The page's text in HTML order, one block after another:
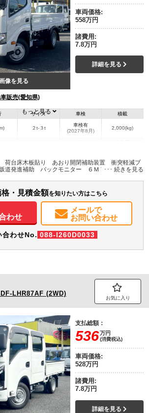
像を見る
販売(愛知県)
車両価格:
558万円
諸費用:
7.8万円
詳細を見る
サイズ
２t-３t
車検
車検有
(2027年8月)
積載
2,000(kg)
W:1,690
H:1,970
無
装備情報
ーウィンドウ ABS エアバッグ
電動格納ミラー
（一部含む） メンテナンスノート（保証書）
もっと見る
荷台床木板貼り あおり開閉補助装置 衝突軽減ブ
道発進補助 バックモニター ６ＭＴ
・見積金額を知りたい方はこちら
わせ
メールで
お問い合わせ
合わせNo. 088-I260D0033
LHR87AF (2WD)
お気に入り
支払総額：
536万円
(消費税込)
車両価格:
528万円
諸費用:
7.8万円
詳細を見る